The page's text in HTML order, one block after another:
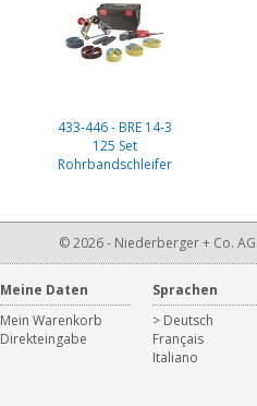
433-446 - BRE 14-3
125 Set
Rohrbandschleifer
© 2026 - Niederberger + Co. AG
Meine Daten
Mein Warenkorb
Direkteingabe
Sprachen
> Deutsch
Français
Italiano